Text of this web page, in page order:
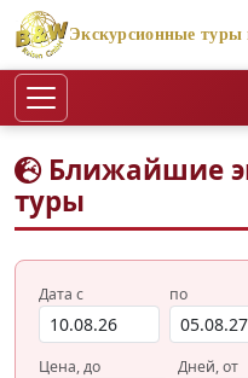
Экскурсионные туры
Ближайшие
туры
Дата с по
Цена, до Дней, от